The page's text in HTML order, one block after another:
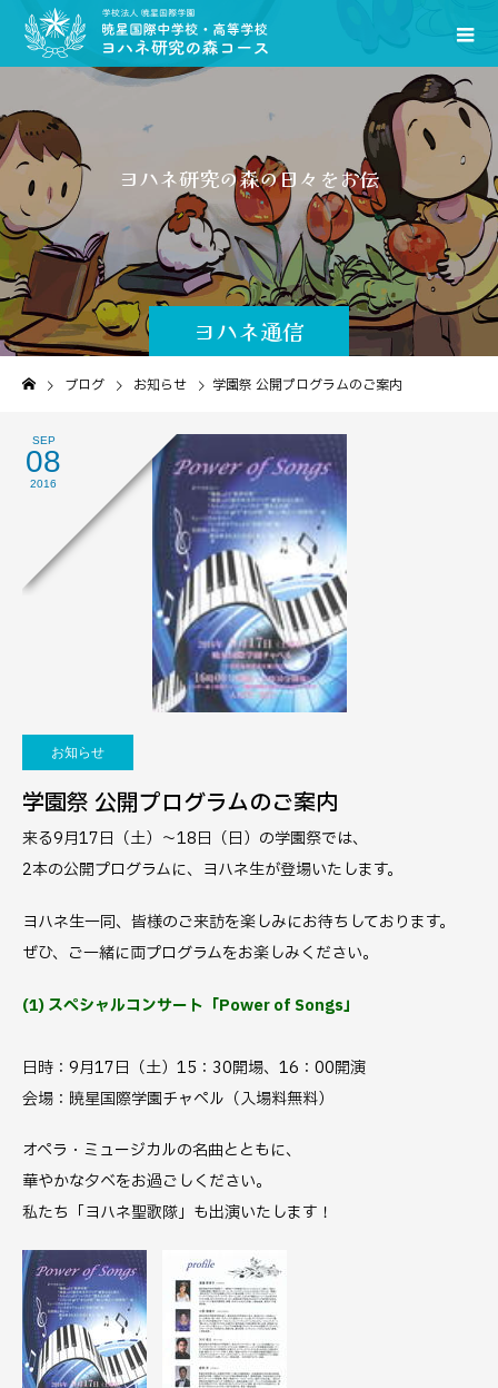
ヨハネ通信
ヨ ネ研究の森の日々をお 伝えしま す
ブログ お知らせ 学園祭 公開プログラムのご案内
SEP
08
2016
お知らせ
学園祭 公開プログラムのご案内
来る9月17日（土）～18日（日）の学園祭では、
2本の公開プログラムに、ヨハネ生が登場いたします。
ヨハネ生一同、皆様のご来訪を楽しみにお待ちしております。
ぜひ、ご一緒に両プログラムをお楽しみください。
(1) スペシャルコンサート「Power of Songs」
日時：9月17日（土）15：30開場、16：00開演
会場：暁星国際学園チャペル（入場料無料）
オペラ・ミュージカルの名曲とともに、
華やかな夕べをお過ごしください。
私たち「ヨハネ聖歌隊」も出演いたします！